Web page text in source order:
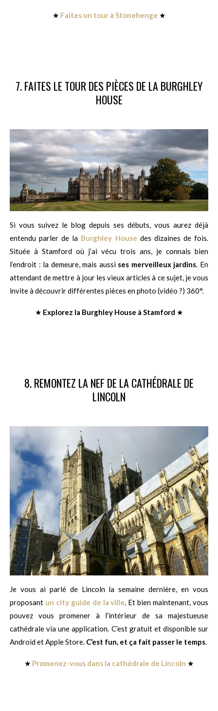
★ Faites un tour à Stonehenge ★
7. FAITES LE TOUR DES PIÈCES DE LA BURGHLEY
HOUSE
Si vous suivez le blog depuis ses débuts, vous aurez déjà
entendu parler de la Burghley House des dizaines de fois.
Située à Stamford où j’ai vécu trois ans, je connais bien
l’endroit : la demeure, mais aussi ses merveilleux jardins . En
attendant de mettre à jour les vieux articles à ce sujet, je vous
invite à découvrir différentes pièces en photo (vidéo ?) 360°.
★ Explorez la Burghley House à Stamford ★
8. REMONTEZ LA NEF DE LA CATHÉDRALE DE
LINCOLN
Je vous ai parlé de Lincoln la semaine dernière, en vous
proposant un city guide de la ville . Et bien maintenant, vous
pouvez vous promener à l’intérieur de sa majestueuse
cathédrale via une application. C’est gratuit et disponible sur
Android et Apple Store. C’est fun, et ça fait passer le temps
★ Promenez-vous dans la cathédrale de Lincoln ★